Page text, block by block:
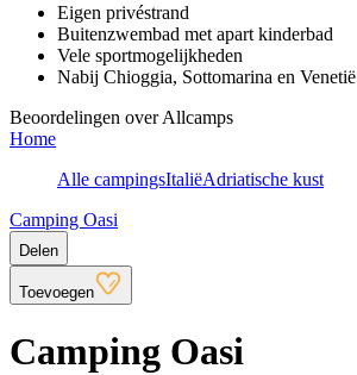
Eigen privéstrand
Buitenzwembad met apart kinderbad
Vele sportmogelijkheden
Nabij Chioggia, Sottomarina en Venetië
Beoordelingen over Allcamps
Home
Alle campingsItaliëAdriatische kust
Camping Oasi
Delen
Toevoegen
Camping Oasi